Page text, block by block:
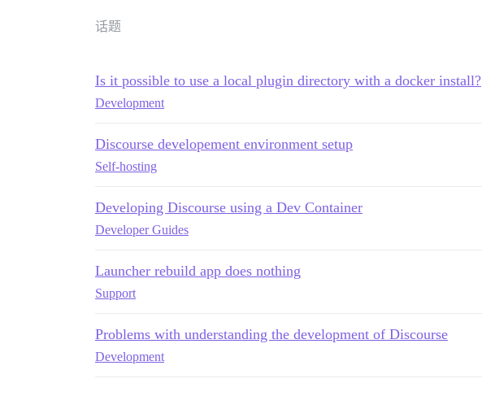
话题
Is it possible to use a local plugin directory with a docker install?
Development
Discourse developement environment setup
Self-hosting
Developing Discourse using a Dev Container
Developer Guides
Launcher rebuild app does nothing
Support
Problems with understanding the development of Discourse
Development